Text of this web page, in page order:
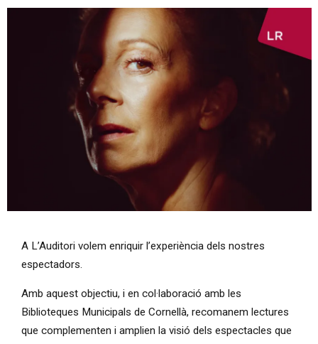
A L’Auditori volem enriquir l’experiència dels nostres
espectadors.
Amb aquest objectiu, i en col·laboració amb les
Biblioteques Municipals de Cornellà, recomanem lectures
que complementen i amplien la visió dels espectacles que